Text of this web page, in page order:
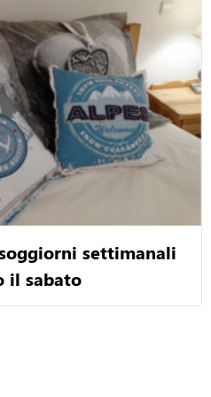
settimanali
il sabato